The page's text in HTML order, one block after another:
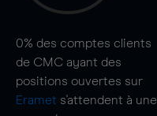
0% des comptes clients
de CMC ayant des
positions ouvertes sur
Eramet s'attendent à une